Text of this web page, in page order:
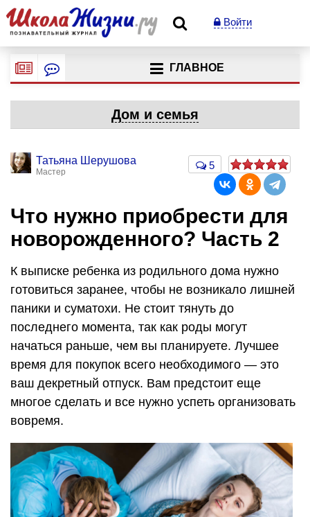
Войти
ГЛАВНОЕ
Дом и семья
Татьяна Шерушова
Мастер
5
Что нужно приобрести для
новорожденного? Часть 2
К выписке ребенка из родильного дома нужно
готовиться заранее, чтобы не возникало лишней
паники и суматохи. Не стоит тянуть до
последнего момента, так как роды могут
начаться раньше, чем вы планируете. Лучшее
время для покупок всего необходимого — это
ваш декретный отпуск. Вам предстоит еще
многое сделать и все нужно успеть организовать
вовремя.